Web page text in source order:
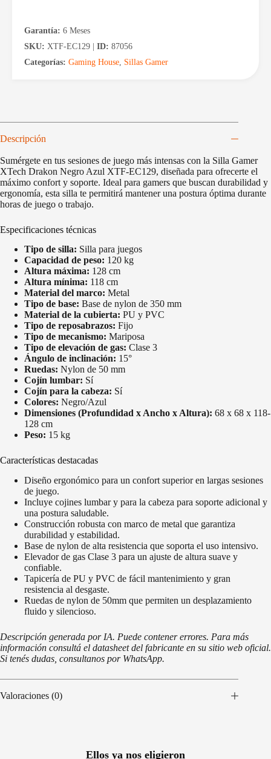
Garantía: 6 Meses
SKU: XTF-EC129 | ID: 87056
Categorías: Gaming House Sillas Gamer
Descripción
Sumérgete en tus sesiones de juego más intensas con la Silla Gamer
XTech Drakon Negro Azul XTF-EC129, diseñada para ofrecerte el
máximo confort y soporte. Ideal para gamers que buscan durabilidad y
ergonomía, esta silla te permitirá mantener una postura óptima durante
horas de juego o trabajo.
Especificaciones técnicas
Tipo de silla: Silla para juegos
Capacidad de peso: 120 kg
Altura máxima: 128 cm
Altura mínima: 118 cm
Material del marco: Metal
Tipo de base: Base de nylon de 350 mm
Material de la cubierta: PU y PVC
Tipo de reposabrazos: Fijo
Tipo de mecanismo: Mariposa
Tipo de elevación de gas: Clase 3
Ángulo de inclinación: 15°
Ruedas: Nylon de 50 mm
Cojín lumbar: Sí
Cojín para la cabeza: Sí
Colores: Negro/Azul
Dimensiones (Profundidad x Ancho x Altura): 68 x 68 x 118-
128 cm
Peso: 15 kg
Características destacadas
Diseño ergonómico para un confort superior en largas sesiones
de juego.
Incluye cojines lumbar y para la cabeza para soporte adicional y
una postura saludable.
Construcción robusta con marco de metal que garantiza
durabilidad y estabilidad.
Base de nylon de alta resistencia que soporta el uso intensivo.
Elevador de gas Clase 3 para un ajuste de altura suave y
confiable.
Tapicería de PU y PVC de fácil mantenimiento y gran
resistencia al desgaste.
Ruedas de nylon de 50mm que permiten un desplazamiento
fluido y silencioso.
Descripción generada por IA. Puede contener errores. Para más
información consultá el datasheet del fabricante en su sitio web oficial.
Si tenés dudas, consultanos por WhatsApp.
Valoraciones (0)
Ellos ya nos eligieron